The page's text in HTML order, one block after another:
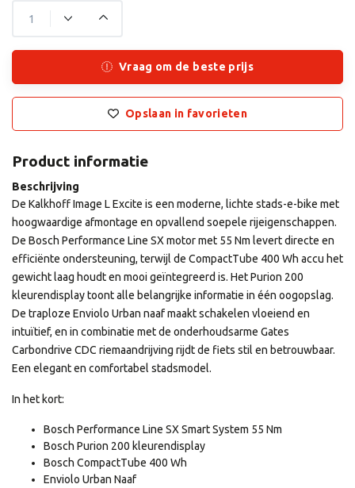
Vraag om de beste prijs
Opslaan in favorieten
Product informatie
Beschrijving
De Kalkhoff Image L Excite is een moderne, lichte stads-e-bike met
hoogwaardige afmontage en opvallend soepele rijeigenschappen.
De Bosch Performance Line SX motor met 55 Nm levert directe en
efficiënte ondersteuning, terwijl de CompactTube 400 Wh accu het
gewicht laag houdt en mooi geïntegreerd is. Het Purion 200
kleurendisplay toont alle belangrijke informatie in één oogopslag.
De traploze Enviolo Urban naaf maakt schakelen vloeiend en
intuïtief, en in combinatie met de onderhoudsarme Gates
Carbondrive CDC riemaandrijving rijdt de fiets stil en betrouwbaar.
Een elegant en comfortabel stadsmodel.
In het kort:
Bosch Performance Line SX Smart System 55 Nm
Bosch Purion 200 kleurendisplay
Bosch CompactTube 400 Wh
Enviolo Urban Naaf